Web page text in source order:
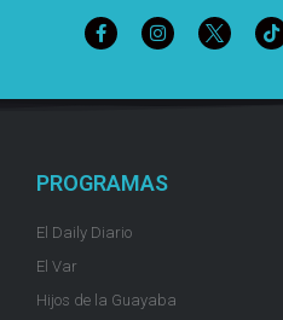
PROGRAMAS
El Daily Diario
El Var
Hijos de la Guayaba